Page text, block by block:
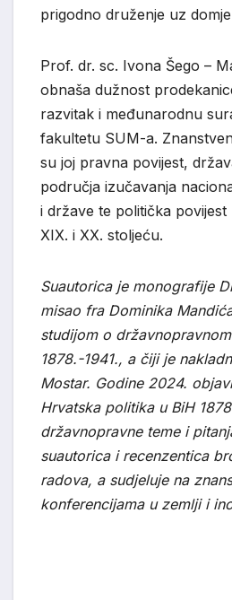
prigodno druženje uz
Prof. dr. sc. Ivona Šego –
obnaša dužnost
razvitak i međunarodnu
fakultetu SUM-a.
su joj pravna povijest,
područja izučavanja
i države te politička
XIX. i XX. stoljeću.
Suautorica je monografije
misao fra Dominika
studijom o
1878.-1941., a čiji je
Mostar. Godine 2024.
Hrvatska politika u BiH
državnopravne teme i
suautorica i recenzentica
radova, a sudjeluje na
konferencijama u zemlji i